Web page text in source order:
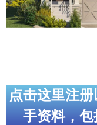
加拿大银行贷款机
点击这里注
手资料，